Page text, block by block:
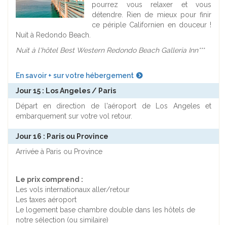
pourrez vous relaxer et vous
détendre. Rien de mieux pour finir
ce périple Californien en douceur !
Nuit à Redondo Beach.
Nuit à l'hôtel Best Western Redondo Beach Galleria Inn***
En savoir + sur votre hébergement
Jour 15 : Los Angeles / Paris
Départ en direction de l'aéroport de Los Angeles et
embarquement sur votre vol retour.
Jour 16 : Paris ou Province
Arrivée à Paris ou Province
Le prix comprend :
Les vols internationaux aller/retour
Les taxes aéroport
Le logement base chambre double dans les hôtels de
notre sélection (ou similaire)